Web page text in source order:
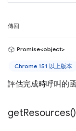
傳回
Promise<object>
Chrome 151 以上版本
評估完成時呼叫的函
getResources()